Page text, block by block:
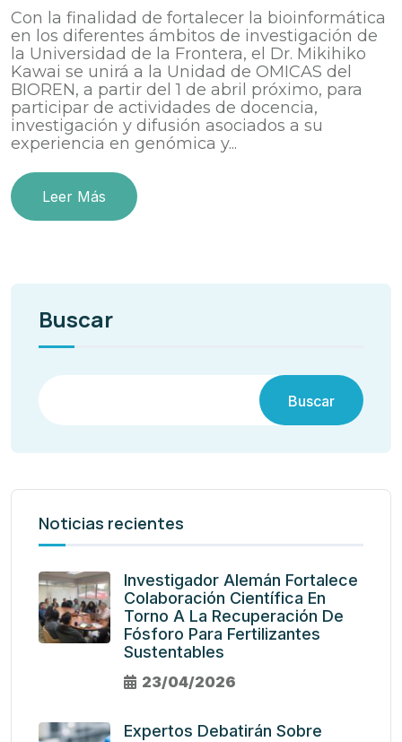
Con la finalidad de fortalecer la bioinformática
en los diferentes ámbitos de investigación de
la Universidad de la Frontera, el Dr. Mikihiko
Kawai se unirá a la Unidad de OMICAS del
BIOREN, a partir del 1 de abril próximo, para
participar de actividades de docencia,
investigación y difusión asociados a su
experiencia en genómica y...
Leer Más
Buscar
Buscar
Noticias recientes
Investigador Alemán Fortalece
Colaboración Científica En
Torno A La Recuperación De
Fósforo Para Fertilizantes
Sustentables
23/04/2026
Expertos Debatirán Sobre